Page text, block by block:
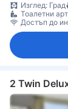
Изглед: Град
Тоалетни
Достъп до
2 Twin